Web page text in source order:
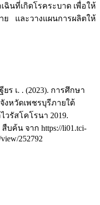
นที่เกิดโรคระบาด เพื่อให้
ย และวางแผนการผลิตให้
ร เ. . (2023). การศึกษา
หวัดเพชรบุรีภายใต้
รัสโคโรนา 2019.
สืบค้น จาก https://li01.tci-
252792